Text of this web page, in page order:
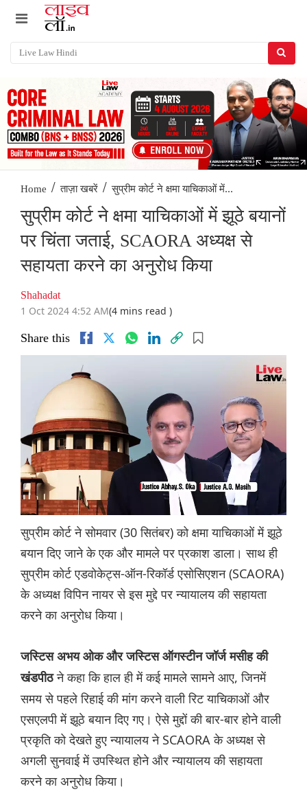
Home / ताज़ा खबरें / सुप्रीम कोर्ट ने क्षमा याचिकाओं में...
सुप्रीम कोर्ट ने क्षमा याचिकाओं में झूठे बयानों
पर चिंता जताई, SCAORA अध्यक्ष से
सहायता करने का अनुरोध किया
Shahadat
1 Oct 2024 4:52 AM(4 mins read )
Share this
सुप्रीम कोर्ट ने सोमवार (30 सितंबर) को क्षमा याचिकाओं में झूठे
बयान दिए जाने के एक और मामले पर प्रकाश डाला। साथ ही
सुप्रीम कोर्ट एडवोकेट्स-ऑन-रिकॉर्ड एसोसिएशन (SCAORA)
के अध्यक्ष विपिन नायर से इस मुद्दे पर न्यायालय की सहायता
करने का अनुरोध किया।
जस्टिस अभय ओक और जस्टिस ऑगस्टीन जॉर्ज मसीह की
खंडपीठने कहा कि हाल ही में कई मामले सामने आए, जिनमें
समय से पहले रिहाई की मांग करने वाली रिट याचिकाओं और
एसएलपी में झूठे बयान दिए गए। ऐसे मुद्दों की बार-बार होने वाली
प्रकृति को देखते हुए न्यायालय ने SCAORA के अध्यक्ष से
अगली सुनवाई में उपस्थित होने और न्यायालय की सहायता
करने का अनुरोध किया।